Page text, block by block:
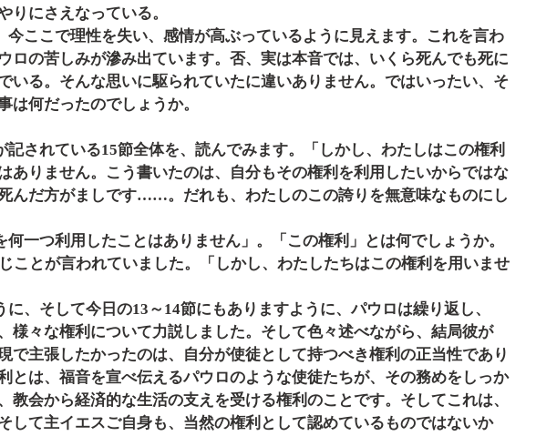
りにさえなっている。
ロの苦しみが滲み出ています。否、実は本音では、いくら死んでも死に
いる。そんな思いに駆られていたに違いありません。ではいったい、そ
は何だったのでしょうか。
ありません。こう書いたのは、自分もその権利を利用したいからではな
んだ方がましです……。だれも、わたしのこの誇りを無意味なものにし
ことが言われていました。「しかし、わたしたちはこの権利を用いませ
様々な権利について力説しました。そして色々述べながら、結局彼が
で主張したかったのは、自分が使徒として持つべき権利の正当性であり
とは、福音を宣べ伝えるパウロのような使徒たちが、その務めをしっか
教会から経済的な生活の支えを受ける権利のことです。そしてこれは、
して主イエスご自身も、当然の権利として認めているものではないか